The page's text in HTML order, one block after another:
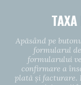
Apăsând pe
formularul
formularului
confirmare a
plată și facturare.